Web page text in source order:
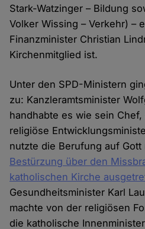
Stark-Watzinger – Bildung
Volker Wissing – Verkehr) –
Finanzminister Christian
Kirchenmitglied ist.
Unter den SPD-Ministern
zu: Kanzleramtsminister
handhabte es wie sein
religiöse
nutzte die Berufung auf Gott
Bestürzung über den
katholischen Kirche
Gesundheitsminister Karl
machte von der religiösen
die katholische